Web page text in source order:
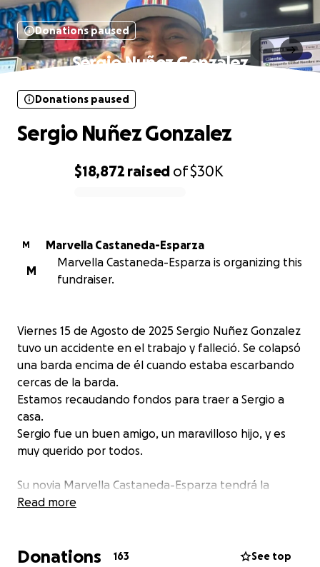
Donations paused
Sergio Nuñez Gonzalez
$18,872 raised of$30K
Donations paused
Sergio Nuñez Gonzalez
M
Marvella Castaneda-Esparza
M
Marvella Castaneda-Esparza is organizing this
fundraiser.
Viernes 15 de Agosto de 2025 Sergio Nuñez Gonzalez
tuvo un accidente en el trabajo y falleció. Se colapsó
una barda encima de él cuando estaba escarbando
cercas de la barda.
Estamos recaudando fondos para traer a Sergio a
casa.
Sergio fue un buen amigo, un maravilloso hijo, y es
muy querido por todos.
Su novia Marvella Castaneda-Esparza tendrá la
autoridad por parte de los papas de Sergio para
Read more
Donations 163 See top